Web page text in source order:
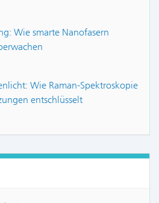
Wie smarte Nanofasern
Wie Raman-Spektroskopie
entschlüsselt